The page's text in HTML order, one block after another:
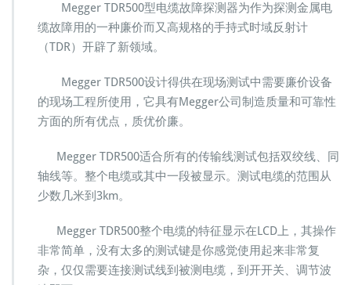
D
R
0
进
口
手
式
通
讯
故
障
定
位
Megger TDR500型电缆故障探测器为作为探测金属电
缆故障用的一种廉价而又高规格的手持式时域反射计
（TDR）开辟了新领域。
Megger TDR500设计得供在现场测试中需要廉价设备
的现场工程所使用，它具有Megger公司制造质量和可靠性
方面的所有优点，质优价廉。
Megger TDR500适合所有的传输线测试包括双绞线、同
轴线等。整个电缆或其中一段被显示。测试电缆的范围从
少数几米到3km。
Megger TDR500整个电缆的特征显示在LCD上，其操作
非常简单，没有太多的测试键是你感觉使用起来非常复
杂，仅仅需要连接测试线到被测电缆，到开开关、调节波